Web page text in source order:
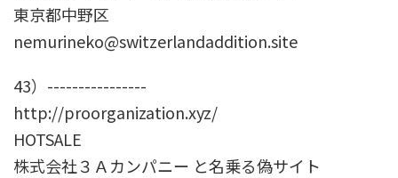
東京都中野区
nemurineko@switzerlandaddition.site
43）----------------
http://proorganization.xyz/
HOTSALE
株式会社３Ａカンパニー と名乗る偽サイト